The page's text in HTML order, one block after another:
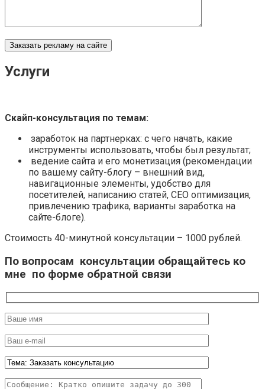
Услуги
Скайп-консультация по темам:
заработок на партнерках: с чего начать, какие
инструменты использовать, чтобы был результат;
ведение сайта и его монетизация (рекомендации
по вашему сайту-блогу – внешний вид,
навигационные элементы, удобство для
посетителей, написанию статей, СЕО оптимизация,
привлечению трафика, варианты заработка на
сайте-блоге).
Стоимость 40-минутной консультации – 1000 рублей.
По вопросам консультации обращайтесь ко
мне по форме обратной связи